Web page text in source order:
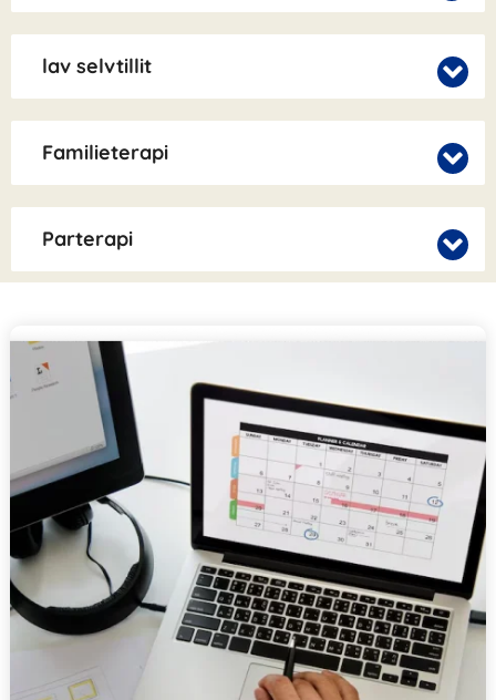
lav selvtillit
Familieterapi
Parterapi